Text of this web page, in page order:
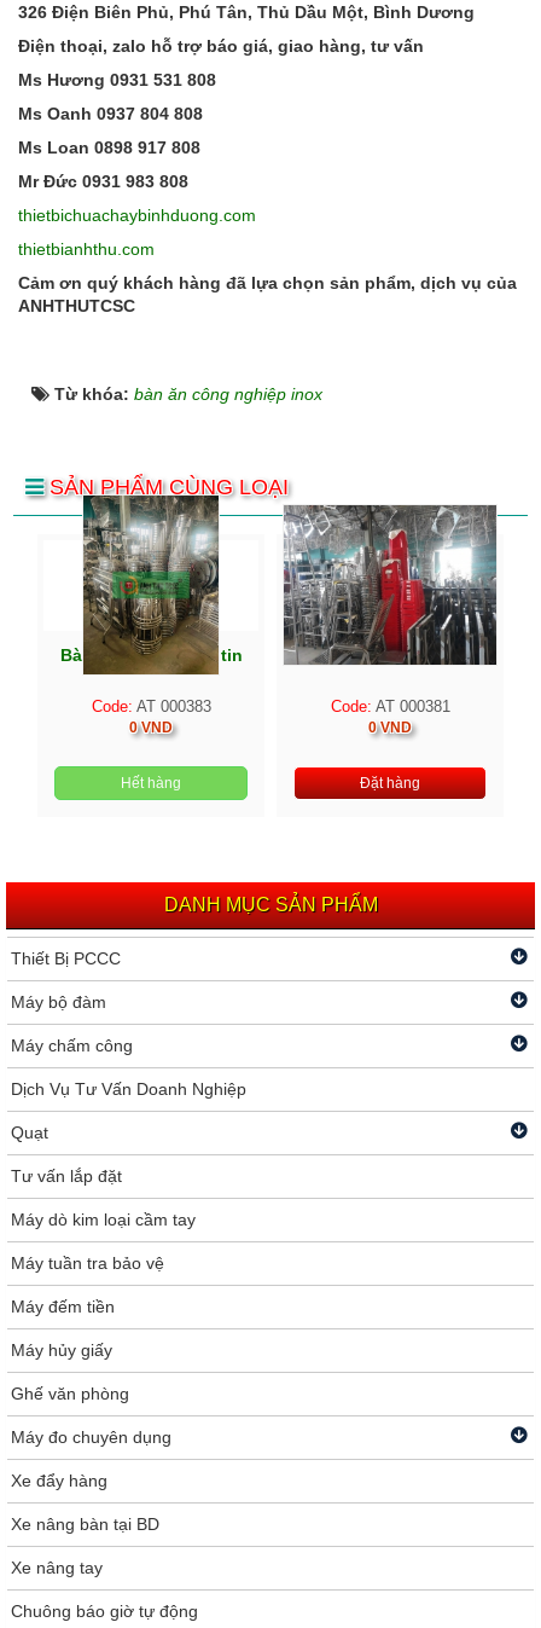
326 Điện Biên Phủ, Phú Tân, Thủ Dầu Một, Bình Dương
Điện thoại, zalo hỗ trợ báo giá, giao hàng, tư vấn
Ms Hương 0931 531 808
Ms Oanh 0937 804 808
Ms Loan 0898 917 808
Mr Đức 0931 983 808
thietbichuachaybinhduong.com
thietbianhthu.com
Cảm ơn quý khách hàng đã lựa chọn sản phẩm, dịch vụ của
ANHTHUTCSC
Từ khóa: bàn ăn công nghiệp inox
SẢN PHẨM CÙNG LOẠI
Bàn ghế inox căng tin
Code: AT 000383
0 VND
Hết hàng
Bàn ghế inox
Code: AT 000381
0 VND
Đặt hàng
DANH MỤC SẢN PHẨM
Thiết Bị PCCC
Máy bộ đàm
Máy chấm công
Dịch Vụ Tư Vấn Doanh Nghiệp
Quạt
Tư vấn lắp đặt
Máy dò kim loại cầm tay
Máy tuần tra bảo vệ
Máy đếm tiền
Máy hủy giấy
Ghế văn phòng
Máy đo chuyên dụng
Xe đẩy hàng
Xe nâng bàn tại BD
Xe nâng tay
Chuông báo giờ tự động